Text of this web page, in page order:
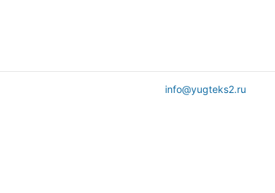
info@yugteks2.ru